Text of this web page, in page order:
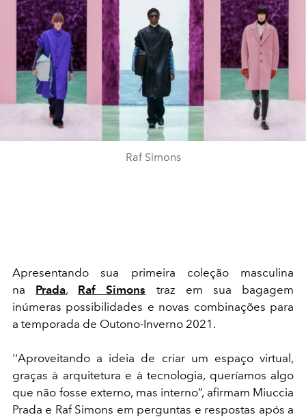
Raf Simons
Apresentando sua primeira coleção masculina
na Prada, Raf Simons traz em sua bagagem
inúmeras possibilidades e novas combinações para
a temporada de Outono-Inverno 2021.
''Aproveitando a ideia de criar um espaço virtual,
graças à arquitetura e à tecnologia, queríamos algo
que não fosse externo, mas interno”, afirmam Miuccia
Prada e Raf Simons em perguntas e respostas após a